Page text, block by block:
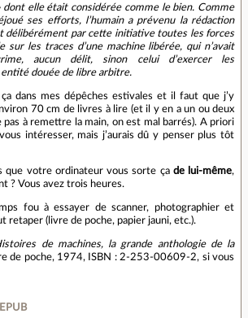
dont elle était considérée comme le bien. Comme
ses efforts, l’humain a prévenu la rédaction
délibérément par cette initiative toutes les forces
sur les traces d’une machine libérée, qui n’avait
aucun délit, sinon celui d’exercer les
entité douée de libre arbitre.
dans mes dépêches estivales et il faut que j’y
70 cm de livres à lire (et il y en a un ou deux
pas à remettre la main, on est mal barrés). A priori
intéresser, mais j’aurais dû y penser plus tôt
que votre ordinateur vous sorte ça de lui-même,
? Vous avez trois heures.
fou à essayer de scanner, photographier et
retaper (livre de poche, papier jauni, etc.).
de machines, la grande anthologie de la
de poche, 1974, ISBN : 2-253-00609-2, si vous
EPUB